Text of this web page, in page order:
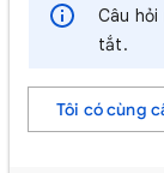
Câu
tắt.
Tôi có cùng